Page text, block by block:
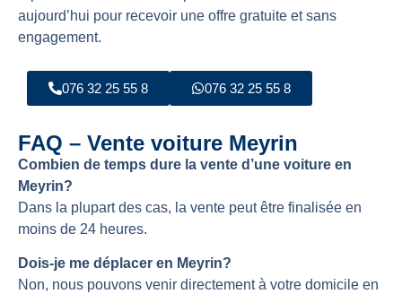
aujourd’hui pour recevoir une offre gratuite et sans
engagement.
076 32 25 55 8 076 32 25 55 8
FAQ – Vente voiture Meyrin
Combien de temps dure la vente d’une voiture en
Meyrin?
Dans la plupart des cas, la vente peut être finalisée en
moins de 24 heures.
Dois-je me déplacer en Meyrin?
Non, nous pouvons venir directement à votre domicile en